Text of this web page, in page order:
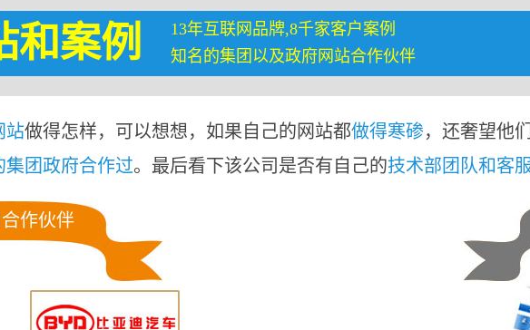
和案例
13年互联网品牌,8千家客户案例
知名的集团以及政府网站合作伙伴
站做得怎样，可以想想，如果自己的网站都做得寒碜，还奢望他
集团政府合作过。最后看下该公司是否有自己的技术部团队和客
作伙伴